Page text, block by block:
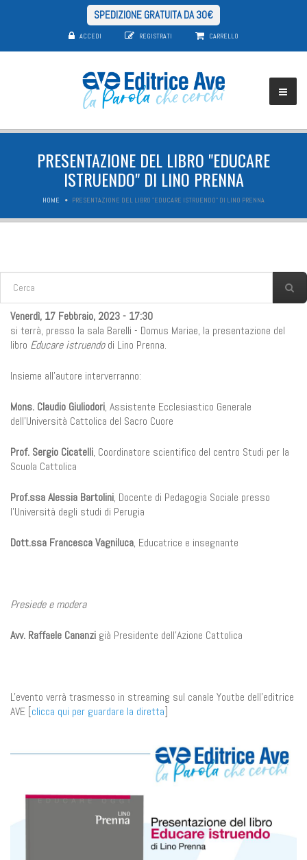
SPEDIZIONE GRATUITA DA 30€
ACCEDI REGISTRATI CARRELLO
PRESENTAZIONE DEL LIBRO "EDUCARE
ISTRUENDO" DI LINO PRENNA
HOME PRESENTAZIONE DEL LIBRO "EDUCARE ISTRUENDO" DI LINO PRENNA
FORM DI RICERCA
Venerdì, 17 Febbraio, 2023 - 17:30
si terrà, presso la sala Barelli - Domus Mariae, la presentazione del
libro Educare istruendodi Lino Prenna.
Insieme all'autore interverranno:
Mons. Claudio Giuliodori, Assistente Ecclesiastico Generale
dell’Università Cattolica del Sacro Cuore
Prof. Sergio Cicatelli, Coordinatore scientifico del centro Studi per la
Scuola Cattolica
Prof.ssa Alessia Bartolini, Docente di Pedagogia Sociale presso
l’Università degli studi di Perugia
Dott.ssa Francesca Vagniluca, Educatrice e insegnante
Presiede e modera
Avv. Raffaele Cananzi già Presidente dell’Azione Cattolica
L'evento verrà trasmesso in streaming sul canale Youtbe dell'editrice
AVE [clicca qui per guardare la diretta]